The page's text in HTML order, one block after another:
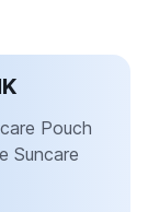
Pouch
Suncare